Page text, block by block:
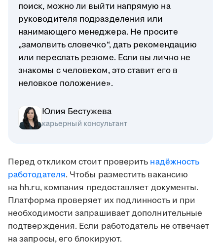
поиск, можно ли выйти напрямую на
руководителя подразделения или
нанимающего менеджера. Не просите
„замолвить словечко“, дать рекомендацию
или переслать резюме. Если вы лично не
знакомы с человеком, это ставит его в
неловкое положение».
Юлия Бестужева
карьерный консультант
Перед откликом стоит проверить надёжность
работодателя. Чтобы разместить вакансию
на hh.ru, компания предоставляет документы.
Платформа проверяет их подлинность и при
необходимости запрашивает дополнительные
подтверждения. Если работодатель не отвечает
на запросы, его блокируют.